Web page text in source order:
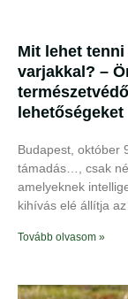
Mit lehet
varjakkal? –
lehetőségeket
Budapest, október
támadás…, csak
amelyeknek
kihívás elé állítja
Tovább olvasom »